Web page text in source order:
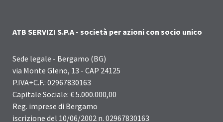
ATB SERVIZI S.P.A - società per azioni con socio unico
Sede legale - Bergamo (BG)
via Monte Gleno, 13 - CAP 24125
P.IVA+C.F.: 02967830163
Capitale Sociale: € 5.000.000,00
Reg. imprese di Bergamo
iscrizione del 10/06/2002 n. 02967830163